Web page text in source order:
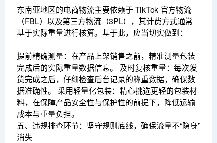
东南亚地区的电商物流主要依赖于 TikTok 官方物流
（FBL）以及第三方物流（3PL），其计费方式通常
基于实际重量进行核算。基于此，应当切实做到：
提前精确测量：在产品上架销售之前，精准测量包装
完成后的实际重量数据信息。 及时复核重量：每次发
货完成之后，仔细检查后台记录的称重数据，确保数
据准确性。 采用轻量化包装：精心挑选更轻的包装材
料，在保障产品安全性与保护性的前提下，降低运输
成本与重量负担。
五、违规排查环节：坚守规则底线，确保流量不“隐身”
消失